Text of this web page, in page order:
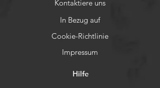
Kontaktiere uns
In Bezug auf
Cookie-Richtlinie
Impressum
Hilfe